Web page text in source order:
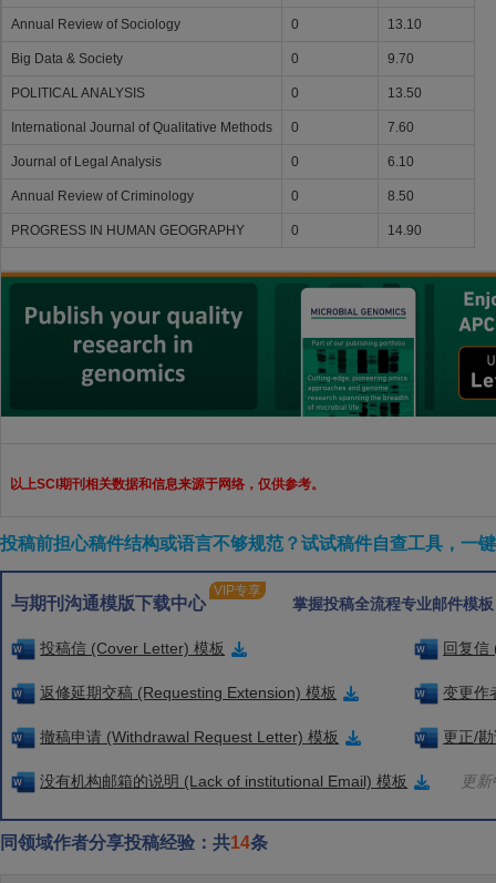
Annual Review of Sociology 0 13.10
Big Data & Society 0 9.70
POLITICAL ANALYSIS 0 13.50
International Journal of Qualitative Methods 0 7.60
Journal of Legal Analysis 0 6.10
Annual Review of Criminology 0 8.50
PROGRESS IN HUMAN GEOGRAPHY 0 14.90
以上SCI期刊相关数据和信息来源于网络，仅供参考。
投稿前担心稿件结构或语言不够规范？试试稿件自查工具，一
与期刊沟通模版下载中心
VIP专享
掌握投稿全流程专业邮件模
投稿信 (Cover Letter) 模板 回复信
返修延期交稿 (Requesting Extension) 模板 变更作
撤稿申请 (Withdrawal Request Letter) 模板 更正/
没有机构邮箱的说明 (Lack of institutional Email) 模板 更
同领域作者分享投稿经验：共14条